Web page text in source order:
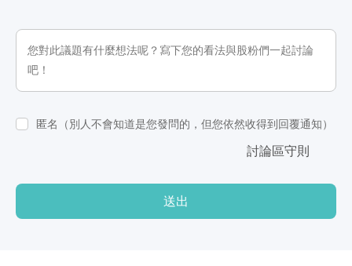
匿名（別人不會知道是您發問的，但您依然收得到回覆通知）
討論區守則
送出